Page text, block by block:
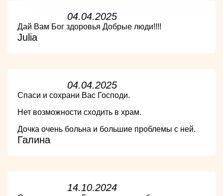
04.04.2025
Дай Вам Бог здоровья Добрые люди!!!!
Julia
04.04.2025
Спаси и сохрани Вас Господи.
Нет возможности сходить в храм.
Дочка очень больна и большие проблемы с ней.
Галина
14.10.2024